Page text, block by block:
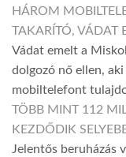
HÁROM
TAKARÍTÓ, VÁDAT
Vádat emelt a
dolgozó nő ellen,
mobiltelefont
TÖBB MINT 112
KEZDŐDIK
Jelentős beruházás